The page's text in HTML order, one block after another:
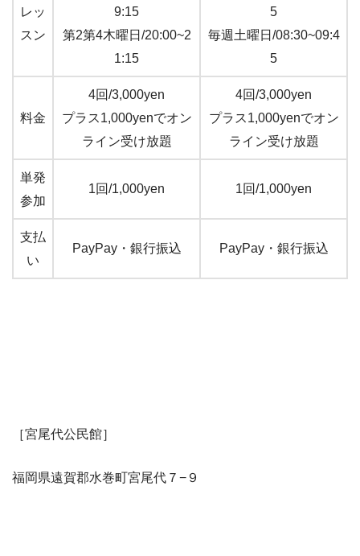
レッ
スン
9:15
第2第4木曜日/20:00~2
1:15
5
毎週土曜日/08:30~09:4
5
料金
4回/3,000yen
プラス1,000yenでオン
ライン受け放題
4回/3,000yen
プラス1,000yenでオン
ライン受け放題
単発
参加
1回/1,000yen 1回/1,000yen
支払
い
PayPay・銀行振込 PayPay・銀行振込
［宮尾代公民館］
福岡県遠賀郡水巻町宮尾代７−９